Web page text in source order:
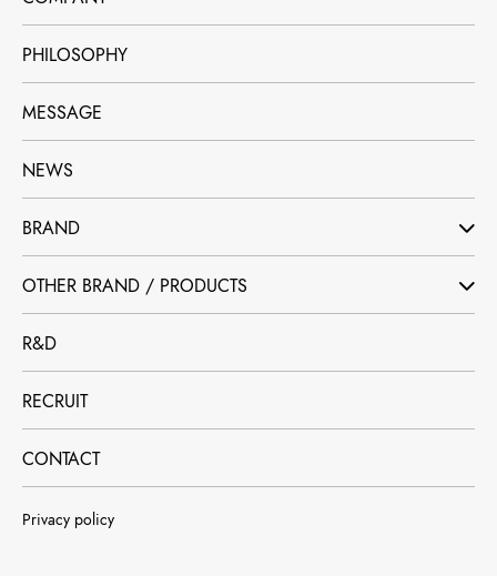
PHILOSOPHY
MESSAGE
NEWS
BRAND
OTHER BRAND / PRODUCTS
R&D
RECRUIT
CONTACT
Privacy policy